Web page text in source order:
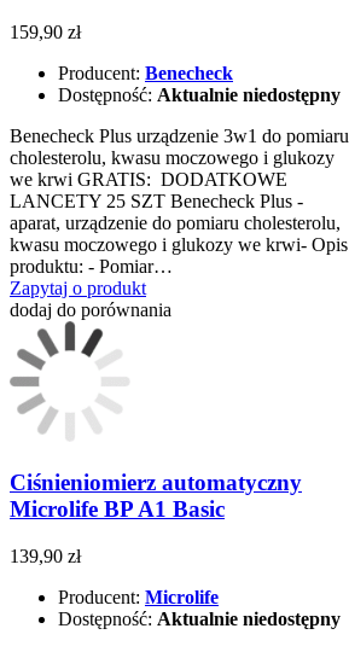
159,90 zł
Producent: Benecheck
Dostępność: Aktualnie niedostępny
Benecheck Plus urządzenie 3w1 do pomiaru
cholesterolu, kwasu moczowego i glukozy
we krwi GRATIS: DODATKOWE
LANCETY 25 SZT Benecheck Plus -
aparat, urządzenie do pomiaru cholesterolu,
kwasu moczowego i glukozy we krwi- Opis
produktu: - Pomiar…
Zapytaj o produkt
dodaj do porównania
Ciśnieniomierz automatyczny
Microlife BP A1 Basic
139,90 zł
Producent: Microlife
Dostępność: Aktualnie niedostępny